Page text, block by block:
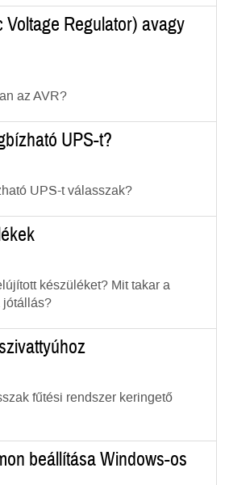
Voltage Regulator) avagy
az AVR?
UPS-t?
UPS-t válasszak?
készüléket? Mit takar a
jótállás?
fűtési rendszer keringető
beállítása Windows-os